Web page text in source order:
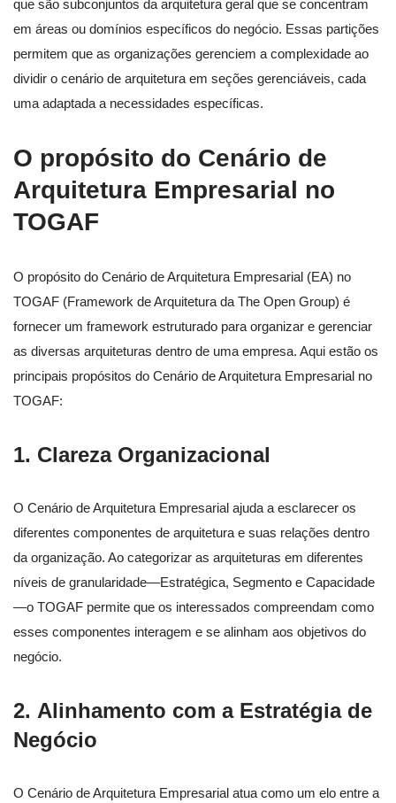
que são subconjuntos da arquitetura geral que se concentram
em áreas ou domínios específicos do negócio. Essas partições
permitem que as organizações gerenciem a complexidade ao
dividir o cenário de arquitetura em seções gerenciáveis, cada
uma adaptada a necessidades específicas.
O propósito do Cenário de
Arquitetura Empresarial no
TOGAF
O propósito do Cenário de Arquitetura Empresarial (EA) no
TOGAF (Framework de Arquitetura da The Open Group) é
fornecer um framework estruturado para organizar e gerenciar
as diversas arquiteturas dentro de uma empresa. Aqui estão os
principais propósitos do Cenário de Arquitetura Empresarial no
TOGAF:
1. Clareza Organizacional
O Cenário de Arquitetura Empresarial ajuda a esclarecer os
diferentes componentes de arquitetura e suas relações dentro
da organização. Ao categorizar as arquiteturas em diferentes
níveis de granularidade—Estratégica, Segmento e Capacidade
—o TOGAF permite que os interessados compreendam como
esses componentes interagem e se alinham aos objetivos do
negócio.
2. Alinhamento com a Estratégia de
Negócio
O Cenário de Arquitetura Empresarial atua como um elo entre a